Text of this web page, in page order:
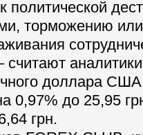
политической
торможению
доллара
0,97% до 25,95
грн.